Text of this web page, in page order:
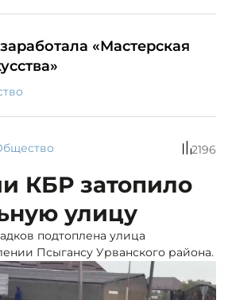
«Мастерская
2196
КБР затопило
улицу
подтоплена улица
Псыгансу Урванского района.